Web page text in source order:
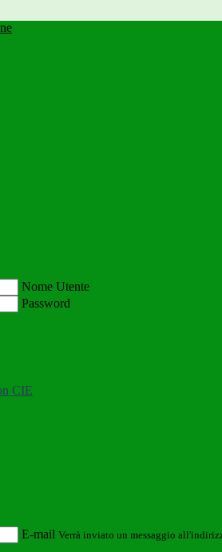
Nome Utente
Password
CIE
E-mail Verrà inviato un messaggio